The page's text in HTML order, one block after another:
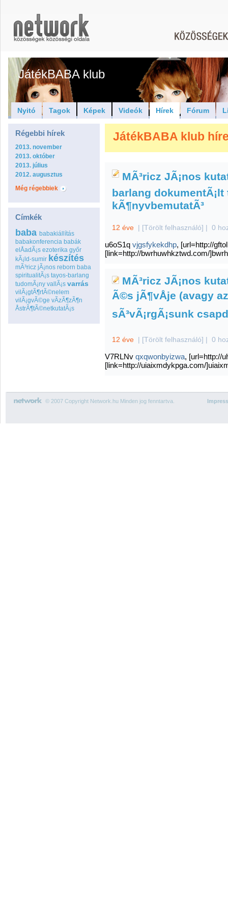
JátékBABA klub
Nyitó Tagok Képek Videók Hírek Fórum
Régebbi hírek
2013. november
2013. október
2013. július
2012. augusztus
Még régebbiek
Címkék
baba babakiállítás
babakonferencia babák
elÅadÃ¡s ezoterika győr
kÃ¡ld-sumir készítés
mÃ³ricz jÃ¡nos reborn baba
spiritualitÃ¡s tayos-barlang
tudomÃ¡ny vallÃ¡s varrás
vilÃ¡gtÃ¶rtÃ©nelem
vilÃ¡gvÃ©ge vÃ­zÃ¶zÃ¶n
ÅstrÃ¶tÃ©netkutatÃ¡s
JátékBABA klub
MÃ³ricz JÃ¡nos
barlang
kÃ¶nyvbemutatÃ³
12 éve | [Törölt felhasználó] | 0
u6oS1q vjgsfykekdhp, [url=http://
[link=http://bwrhuwhkztwd.com/
MÃ³ricz JÃ¡nos
Ã©s jÃ¶vÅje (avagy
sÃ³vÃ¡rgÃ¡sunk
12 éve | [Törölt felhasználó] | 0
V7RLNv qxqwonbyizwa, [url=http://
[link=http://uiaixmdykpga.com/
© 2007 Copyright Network.hu Minden jog fenntartva.